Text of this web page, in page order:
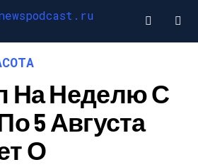
На Неделю С
5 Августа
О